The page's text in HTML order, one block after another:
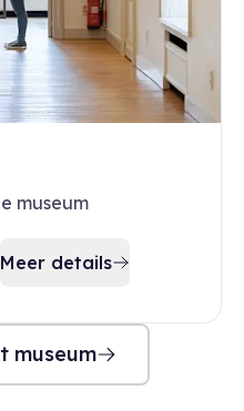
museum
Meer details
museum